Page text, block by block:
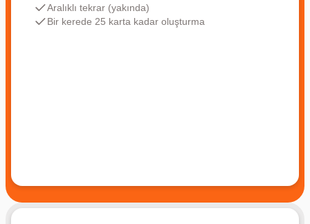
Aralıklı tekrar (yakında)
Bir kerede 25 karta kadar oluşturma